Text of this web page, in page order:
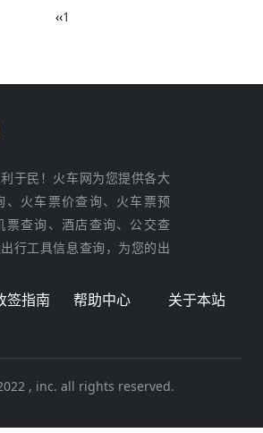
‹‹1
于民！火车网为您提供各大
、火车票价查询、火车票预
票查询、酒店查询、公交查
行工具信息查询，为您的出
签指南 帮助中心 关于本站
, inc. all rights reserved.